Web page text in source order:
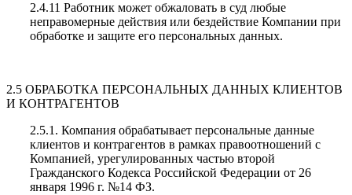
2.4.11 Работник может обжаловать в суд любые
неправомерные действия или бездействие Компании при
обработке и защите его персональных данных.
2.5 ОБРАБОТКА ПЕРСОНАЛЬНЫХ ДАННЫХ КЛИЕНТОВ
И КОНТРАГЕНТОВ
2.5.1. Компания обрабатывает персональные данные
клиентов и контрагентов в рамках правоотношений с
Компанией, урегулированных частью второй
Гражданского Кодекса Российской Федерации от 26
января 1996 г. №14 ФЗ.